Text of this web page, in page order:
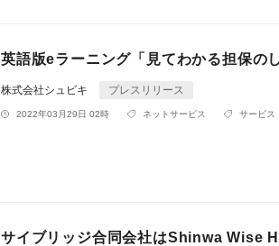
英語版eラーニング「見てわかる担保の
株式会社シュビキ プレスリリース
2022年03月29日 02時 ネットサービス サービス
サイブリッジ合同会社は​Shinwa Wise